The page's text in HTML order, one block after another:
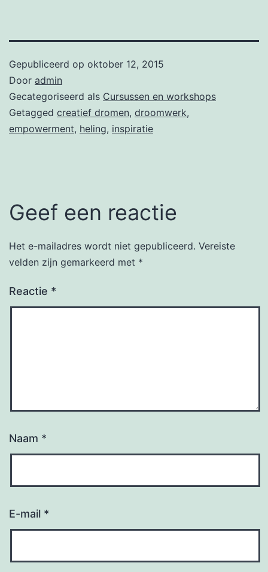
Gepubliceerd op oktober 12, 2015
Door admin
Gecategoriseerd als Cursussen en workshops
Getagged creatief dromen, droomwerk,
empowerment, heling, inspiratie
Geef een reactie
Het e-mailadres wordt niet gepubliceerd. Vereiste
velden zijn gemarkeerd met *
Reactie *
Naam *
E-mail *